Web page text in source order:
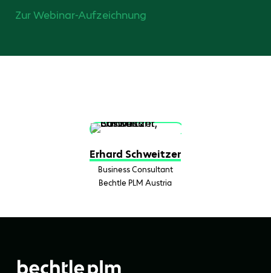
Zur Webinar-Aufzeichnung
Erhard Schweitzer
Business Consultant
Bechtle PLM Austria